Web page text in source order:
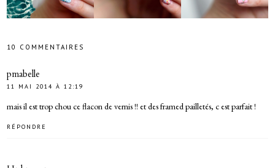
10 COMMENTAIRES
pmabelle
11 MAI 2014 À 12:19
mais il est trop chou ce flacon de vernis !! et des framed pailletés, c est parfait !
RÉPONDRE